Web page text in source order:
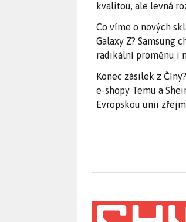
kvalitou, ale levná
Co víme o nových
Galaxy Z? Samsung
radikální proměnu i
Konec zásilek z
e-shopy Temu a
Evropskou unii